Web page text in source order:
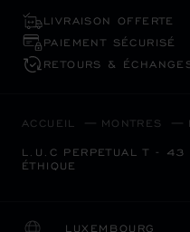
LIVRAISON OFFERTE
PAIEMENT SÉCURISÉ
RETOURS &
ACCUEIL MONTRES
L.U.C PERPETUAL T - 43
ÉTHIQUE
LUXEMBOURG